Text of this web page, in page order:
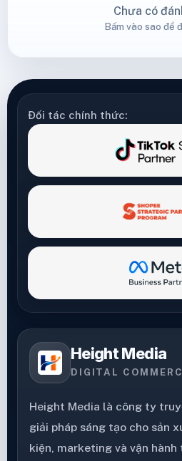
Chưa có
Bấm vào sao để
Đối tác chính thức:
Height Media
DIGITAL
Height Media là công ty
giải pháp sáng tạo cho sản
kiện, marketing và vận